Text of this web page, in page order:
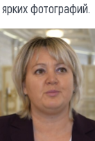
фотографий.